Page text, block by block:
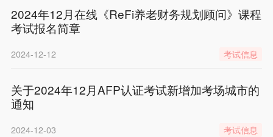
2024年12月在线《ReFi养老财务规划顾问》课程
考试报名简章
2024-12-12 考试信息
关于2024年12月AFP认证考试新增加考场城市的
通知
2024-12-03 考试信息